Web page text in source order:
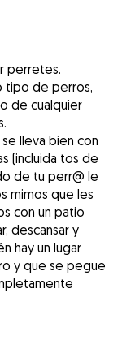
perretes.
tipo de perros,
de cualquier
lleva bien con
(incluida tos de
de tu perr@ le
mimos que les
con un patio
descansar y
hay un lugar
y que se pegue